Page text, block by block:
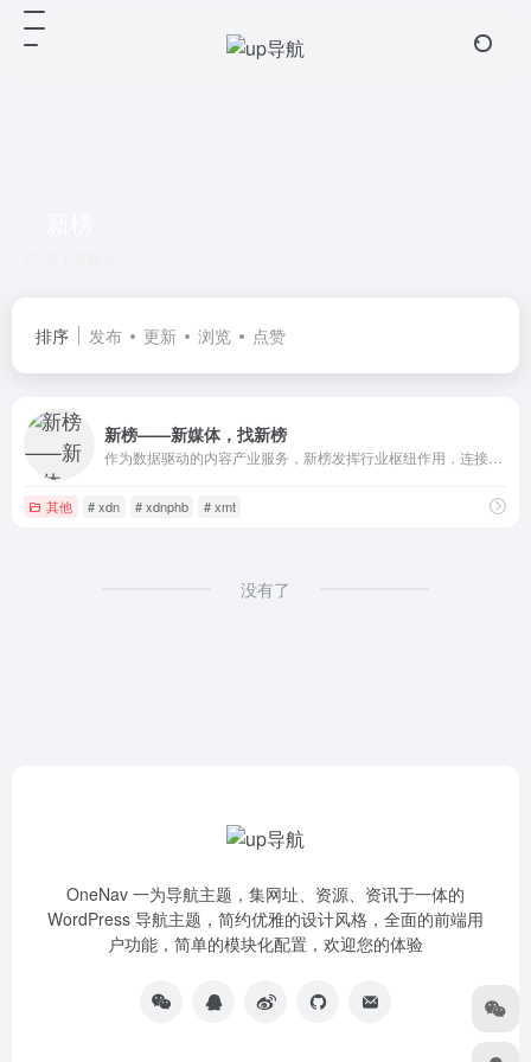
排序 发布 更新 浏览 点赞
新榜——新媒体，找新榜
其他 # xdn # xdnphb # xmt
没有了
OneNav 一为导航主题，集网址、资源、资讯于一体的
WordPress 导航主题，简约优雅的设计风格，全面的前端用
户功能，简单的模块化配置，欢迎您的体验